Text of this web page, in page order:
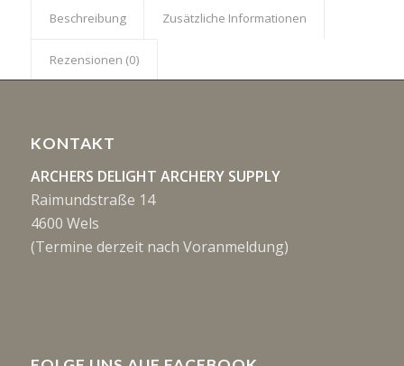
Beschreibung Zusätzliche Informationen
Rezensionen (0)
KONTAKT
ARCHERS DELIGHT ARCHERY SUPPLY
Raimundstraße 14
4600 Wels
(Termine derzeit nach Voranmeldung)